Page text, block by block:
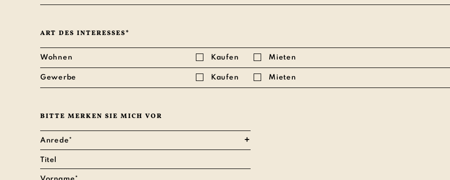
ART DES INTERESSES*
Wohnen Kaufen Mieten
Gewerbe Kaufen Mieten
BITTE MERKEN SIE MICH VOR
Anrede*